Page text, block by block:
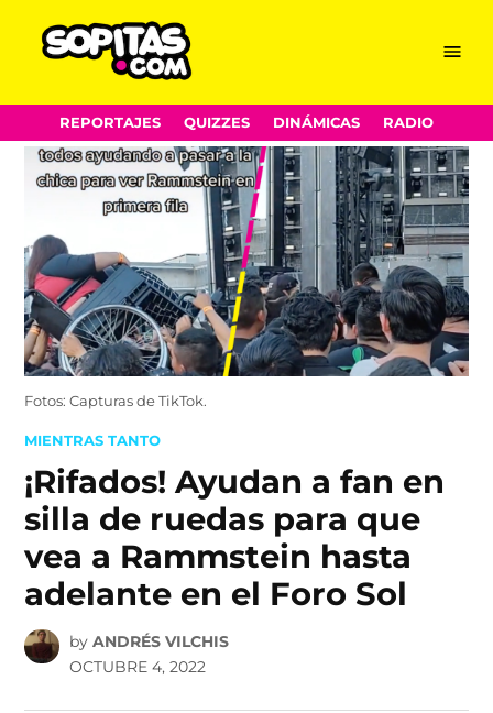
Skip
to
content
Menu
REPORTAJES QUIZZES DINÁMICAS RADIO
Fotos: Capturas de TikTok.
POSTED
MIENTRAS TANTO
¡Rifados! Ayudan a fan en
silla de ruedas para que
vea a Rammstein hasta
adelante en el Foro Sol
by ANDRÉS VILCHIS
OCTUBRE 4, 2022